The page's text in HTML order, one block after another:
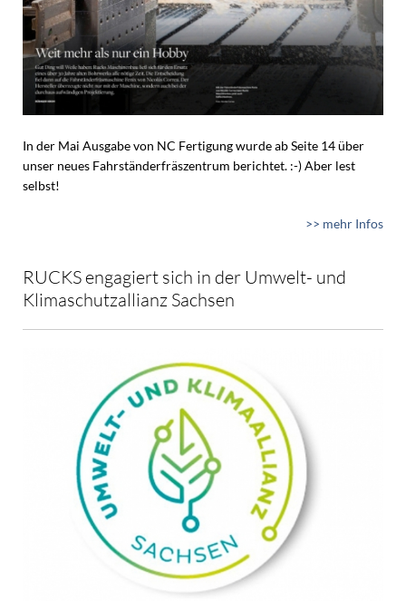
In der Mai Ausgabe von NC Fertigung wurde ab Seite 14 über
unser neues Fahrständerfräszentrum berichtet. :-) Aber lest
selbst!
>> mehr Infos
RUCKS engagiert sich in der Umwelt- und
Klimaschutzallianz Sachsen